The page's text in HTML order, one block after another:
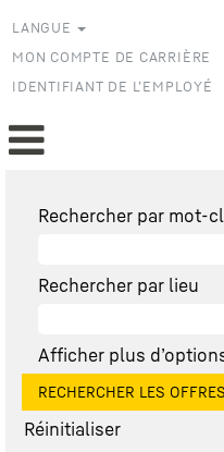
LANGUE
MON COMPTE DE CARRIÈRE
IDENTIFIANT DE L’EMPLOYÉ
Rechercher par mot-
Rechercher par lieu
Afficher plus
Réinitialiser